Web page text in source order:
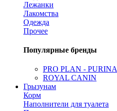
Лежанки
Лакомства
Одежда
Прочее
Популярные бренды
PRO PLAN - PURINA
ROYAL CANIN
Грызунам
Корм
Наполнители для туалета